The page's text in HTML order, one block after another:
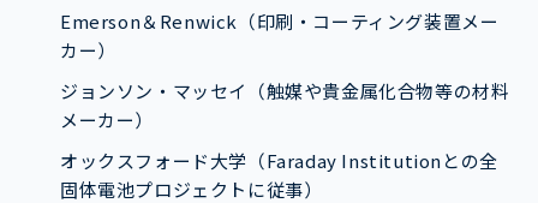
Emerson＆Renwick（印刷・コーティング装置メー
カー）
ジョンソン・マッセイ（触媒や貴金属化合物等の材料
メーカー）
オックスフォード大学（Faraday Institutionとの全
固体電池プロジェクトに従事）